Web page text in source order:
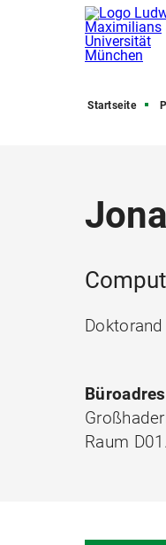
Startseite
Doktorand
Raum